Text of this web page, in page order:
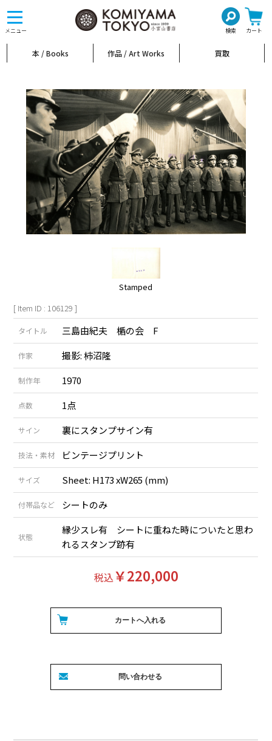
メニュー 検索 カート
toggle
navigation
本 / Books 作品 / Art Works 買取
Stamped
[ Item ID : 106129 ]
タイトル 三島由紀夫 楯の会 F
作家 撮影: 柿沼隆
制作年 1970
点数 1点
サイン 裏にスタンプサイン有
技法・素材 ビンテージプリント
サイズ Sheet: H173 xW265 (mm)
付帯品など シートのみ
状態
縁少スレ有 シートに重ねた時についたと思わ
れるスタンプ跡有
税込￥220,000